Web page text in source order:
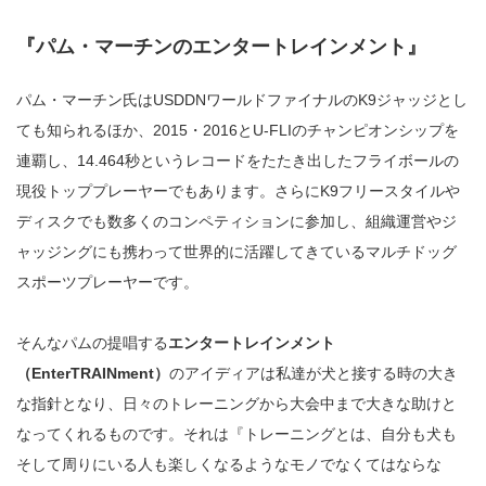
『パム・マーチンのエンタートレインメント』
パム・マーチン氏はUSDDNワールドファイナルのK9ジャッジとし
ても知られるほか、2015・2016とU-FLIのチャンピオンシップを
連覇し、14.464秒というレコードをたたき出したフライボールの
現役トッププレーヤーでもあります。さらにK9フリースタイルや
ディスクでも数多くのコンペティションに参加し、組織運営やジ
ャッジングにも携わって世界的に活躍してきているマルチドッグ
スポーツプレーヤーです。
そんなパムの提唱するエンタートレインメント
（EnterTRAINment） のアイディアは私達が犬と接する時の大き
な指針となり、日々のトレーニングから大会中まで大きな助けと
なってくれるものです。それは『トレーニングとは、自分も犬も
そして周りにいる人も楽しくなるようなモノでなくてはならな